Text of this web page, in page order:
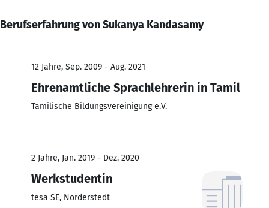
Berufserfahrung von Sukanya Kandasamy
12 Jahre, Sep. 2009 - Aug. 2021
Ehrenamtliche Sprachlehrerin in Tamil
Tamilische Bildungsvereinigung e.V.
2 Jahre, Jan. 2019 - Dez. 2020
Werkstudentin
tesa SE, Norderstedt